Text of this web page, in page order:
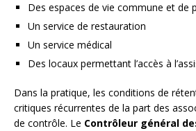
Des espaces de vie commune et de
Un service de restauration
Un service médical
Des locaux permettant l’accès à
Dans la pratique, les conditions de
critiques récurrentes de la part des
de contrôle. Le Contrôleur général